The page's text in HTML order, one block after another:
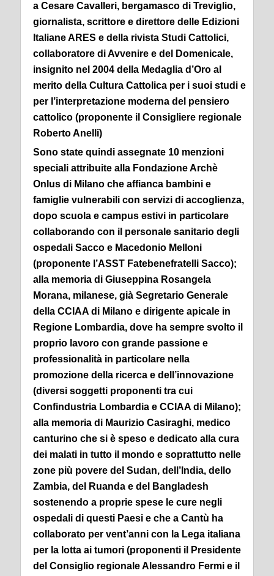
a Cesare Cavalleri, bergamasco di Treviglio,
giornalista, scrittore e direttore delle Edizioni
Italiane ARES e della rivista Studi Cattolici,
collaboratore di Avvenire e del Domenicale,
insignito nel 2004 della Medaglia d’Oro al
merito della Cultura Cattolica per i suoi studi e
per l’interpretazione moderna del pensiero
cattolico (proponente il Consigliere regionale
Roberto Anelli)
Sono state quindi assegnate 10 menzioni
speciali attribuite alla Fondazione Archè
Onlus di Milano che affianca bambini e
famiglie vulnerabili con servizi di accoglienza,
dopo scuola e campus estivi in particolare
collaborando con il personale sanitario degli
ospedali Sacco e Macedonio Melloni
(proponente l’ASST Fatebenefratelli Sacco);
alla memoria di Giuseppina Rosangela
Morana, milanese, già Segretario Generale
della CCIAA di Milano e dirigente apicale in
Regione Lombardia, dove ha sempre svolto il
proprio lavoro con grande passione e
professionalità in particolare nella
promozione della ricerca e dell’innovazione
(diversi soggetti proponenti tra cui
Confindustria Lombardia e CCIAA di Milano);
alla memoria di Maurizio Casiraghi, medico
canturino che si è speso e dedicato alla cura
dei malati in tutto il mondo e soprattutto nelle
zone più povere del Sudan, dell’India, dello
Zambia, del Ruanda e del Bangladesh
sostenendo a proprie spese le cure negli
ospedali di questi Paesi e che a Cantù ha
collaborato per vent’anni con la Lega italiana
per la lotta ai tumori (proponenti il Presidente
del Consiglio regionale Alessandro Fermi e il